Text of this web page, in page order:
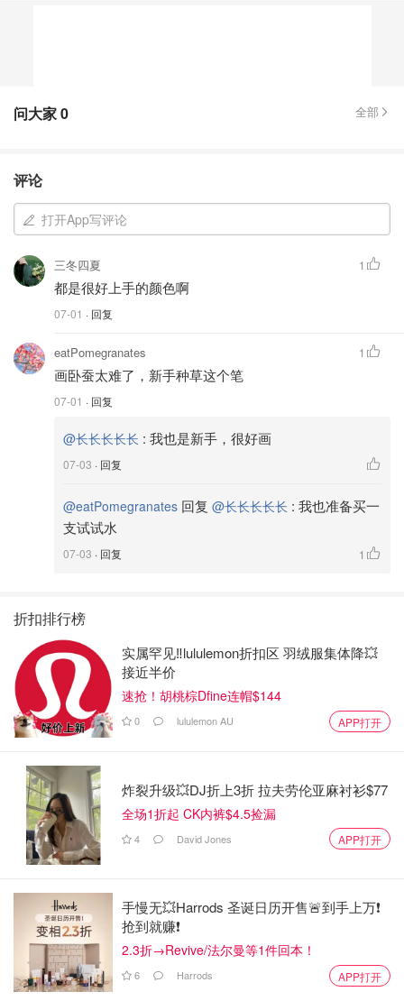
问大家0 全部
评论
打开App写评论
三冬四夏
都是很好上手的颜色啊
07-01 · 回复
1
eatPomegranates
画卧蚕太难了，新手种草这个笔
07-01 · 回复
1
@长长长长长 : 我也是新手，很好画
07-03 · 回复
@eatPomegranates 回复 @长长长长长 : 我也准备买一
支试试水
07-03 · 回复 1
折扣排行榜
实属罕见‼️lululemon折扣区 羽绒服集体降💥
接近半价
速抢！胡桃棕Dfine连帽$144
0 lululemon AU APP打开
炸裂升级💥DJ折上3折 拉夫劳伦亚麻衬衫$77
全场1折起 CK内裤$4.5捡漏
4 David Jones APP打开
手慢无💥Harrods 圣诞日历开售🚨到手上万❗️
抢到就赚❗️
2.3折→Revive/法尔曼等1件回本！
6 Harrods APP打开